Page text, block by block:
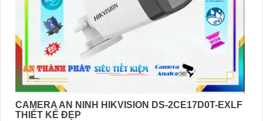
CAMERA AN NINH HIKVISION DS-2CE17D0T-EXLF
THIẾT KẾ ĐẸP